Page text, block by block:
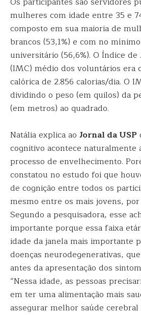
mulheres com idade entre 35 e
composto em sua maioria de
brancos (53,1%) e com no
universitário (56,6%). O Índice
(IMC) médio dos voluntários era
calórica de 2.856 calorias/dia. O
dividindo o peso (em quilos) da
(em metros) ao quadrado.
Natália explica ao Jornal da USP
cognitivo acontece naturalmente
processo de envelhecimento.
constatou no estudo foi que
de cognição entre todos os
mesmo entre os mais jovens,
Segundo a pesquisadora, esse
importante porque essa faixa
idade da janela mais importante
doenças neurodegenerativas,
antes da apresentação dos
“Nessa idade, as pessoas
em ter uma alimentação mais
assegurar melhor saúde cerebral